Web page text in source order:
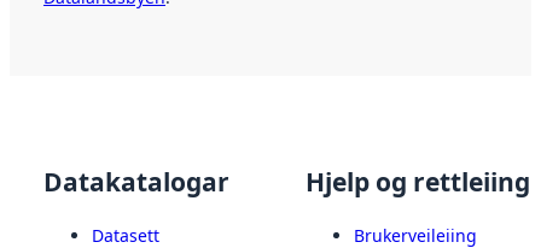
Datakatalogar
Datasett
Hjelp og rettleiing
Brukerveileiing